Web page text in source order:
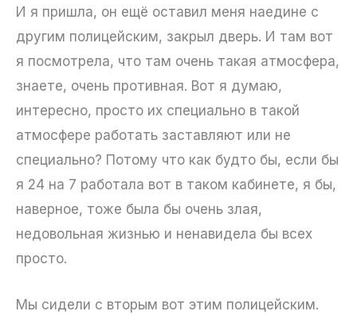
И я пришла, он ещё оставил меня наедине с
другим полицейским, закрыл дверь. И там вот
я посмотрела, что там очень такая атмосфера,
знаете, очень противная. Вот я думаю,
интересно, просто их специально в такой
атмосфере работать заставляют или не
специально? Потому что как будто бы, если бы
я 24 на 7 работала вот в таком кабинете, я бы,
наверное, тоже была бы очень злая,
недовольная жизнью и ненавидела бы всех
просто.
Мы сидели с вторым вот этим полицейским.